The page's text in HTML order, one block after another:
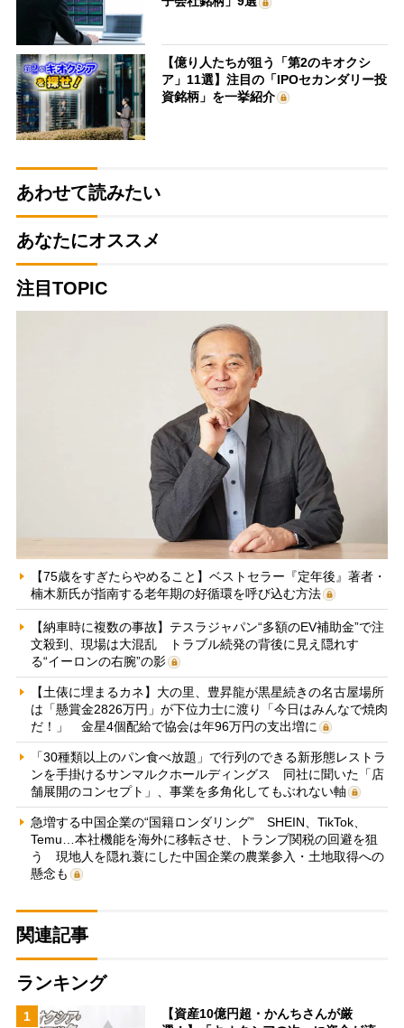
【億り人たちが狙う「第2のキオクシ
ア」11選】注目の「IPOセカンダリー投
資銘柄」を一挙紹介
あわせて読みたい
あなたにオススメ
注目TOPIC
【75歳をすぎたらやめること】ベストセラー『定年後』著者・
楠木新氏が指南する老年期の好循環を呼び込む方法
【納車時に複数の事故】テスラジャパン“多額のEV補助金”で注
文殺到、現場は大混乱 トラブル続発の背後に見え隠れす
る“イーロンの右腕”の影
【土俵に埋まるカネ】大の里、豊昇龍が黒星続きの名古屋場所
は「懸賞金2826万円」が下位力士に渡り「今日はみんなで焼肉
だ！」 金星4個配給で協会は年96万円の支出増に
「30種類以上のパン食べ放題」で行列のできる新形態レストラ
ンを手掛けるサンマルクホールディングス 同社に聞いた「店
舗展開のコンセプト」、事業を多角化してもぶれない軸
急増する中国企業の“国籍ロンダリング” SHEIN、TikTok、
Temu…本社機能を海外に移転させ、トランプ関税の回避を狙
う 現地人を隠れ蓑にした中国企業の農業参入・土地取得への
懸念も
関連記事
ランキング
1
【資産10億円超・かんちさんが厳